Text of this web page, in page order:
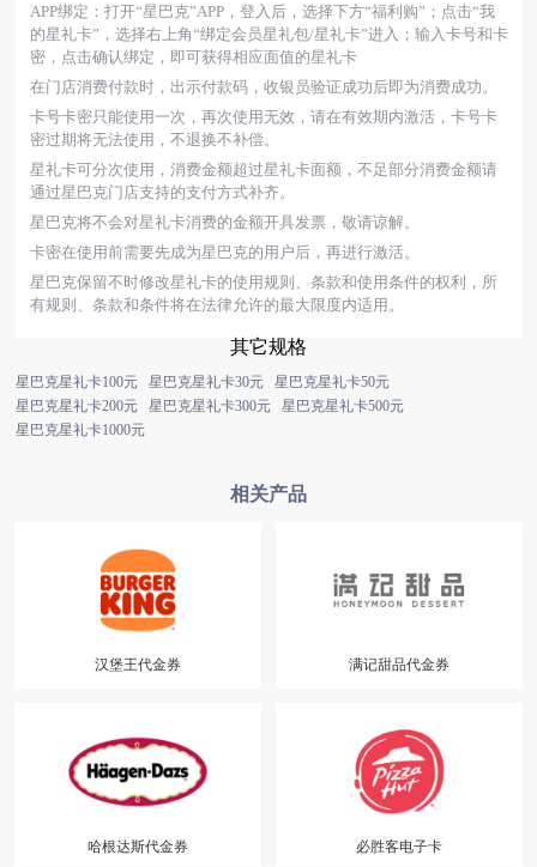
APP绑定：打开“星巴克”APP，登入后，选择下方“福利购”；点击“我
的星礼卡”，选择右上角“绑定会员星礼包/星礼卡”进入；输入卡号和卡
密，点击确认绑定，即可获得相应面值的星礼卡
在门店消费付款时，出示付款码，收银员验证成功后即为消费成功。
卡号卡密只能使用一次，再次使用无效，请在有效期内激活，卡号卡
密过期将无法使用，不退换不补偿。
星礼卡可分次使用，消费金额超过星礼卡面额，不足部分消费金额请
通过星巴克门店支持的支付方式补齐。
星巴克将不会对星礼卡消费的金额开具发票，敬请谅解。
卡密在使用前需要先成为星巴克的用户后，再进行激活。
星巴克保留不时修改星礼卡的使用规则、条款和使用条件的权利，所
有规则、条款和条件将在法律允许的最大限度内适用。
其它规格
星巴克星礼卡100元 星巴克星礼卡30元
星巴克星礼卡50元
星巴克星礼卡200元
星巴克星礼卡300元
星巴克星礼卡500元
星巴克星礼卡1000元
相关产品
汉堡王代金券 满记甜品代金券
哈根达斯代金券 必胜客电子卡